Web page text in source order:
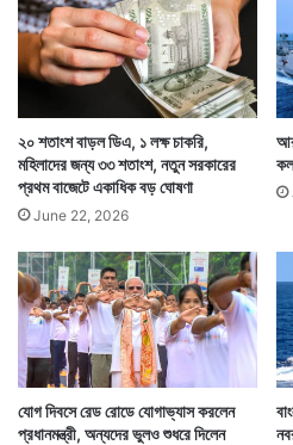
Tags Ashwini Vaishnaw Kolkata
Suvendu Adhikari
২০ শতাংশ বাড়ল ডিএ, ১ লক্ষ চাকরি,
মহিলাদের জন্য ৩৩ শতাংশ, নতুন সরকারের
প্রথম বাজেটে একাধিক বড় ঘোষণা
June 22, 2026
যোগ দিবসে রেড রোডে যোগাভ্যাস করলেন
প্রধানমন্ত্রী, অন্যদের ভুলও শুধরে দিলেন